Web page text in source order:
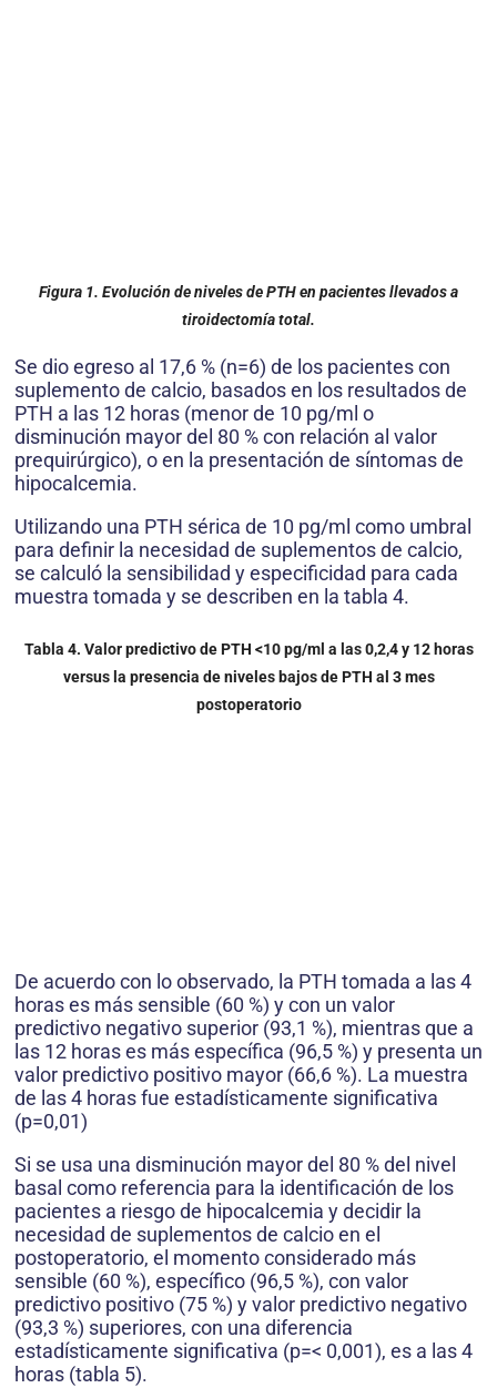
Figura 1. Evolución de niveles de PTH en pacientes llevados a
tiroidectomía total.
Se dio egreso al 17,6 % (n=6) de los pacientes con
suplemento de calcio, basados en los resultados de
PTH a las 12 horas (menor de 10 pg/ml o
disminución mayor del 80 % con relación al valor
prequirúrgico), o en la presentación de síntomas de
hipocalcemia.
Utilizando una PTH sérica de 10 pg/ml como umbral
para definir la necesidad de suplementos de calcio,
se calculó la sensibilidad y especificidad para cada
muestra tomada y se describen en la tabla 4.
Tabla 4. Valor predictivo de PTH <10 pg/ml a las 0,2,4 y 12 horas
versus la presencia de niveles bajos de PTH al 3 mes
postoperatorio
De acuerdo con lo observado, la PTH tomada a las 4
horas es más sensible (60 %) y con un valor
predictivo negativo superior (93,1 %), mientras que a
las 12 horas es más específica (96,5 %) y presenta un
valor predictivo positivo mayor (66,6 %). La muestra
de las 4 horas fue estadísticamente significativa
(p=0,01)
Si se usa una disminución mayor del 80 % del nivel
basal como referencia para la identificación de los
pacientes a riesgo de hipocalcemia y decidir la
necesidad de suplementos de calcio en el
postoperatorio, el momento considerado más
sensible (60 %), específico (96,5 %), con valor
predictivo positivo (75 %) y valor predictivo negativo
(93,3 %) superiores, con una diferencia
estadísticamente significativa (p=< 0,001), es a las 4
horas (tabla 5).